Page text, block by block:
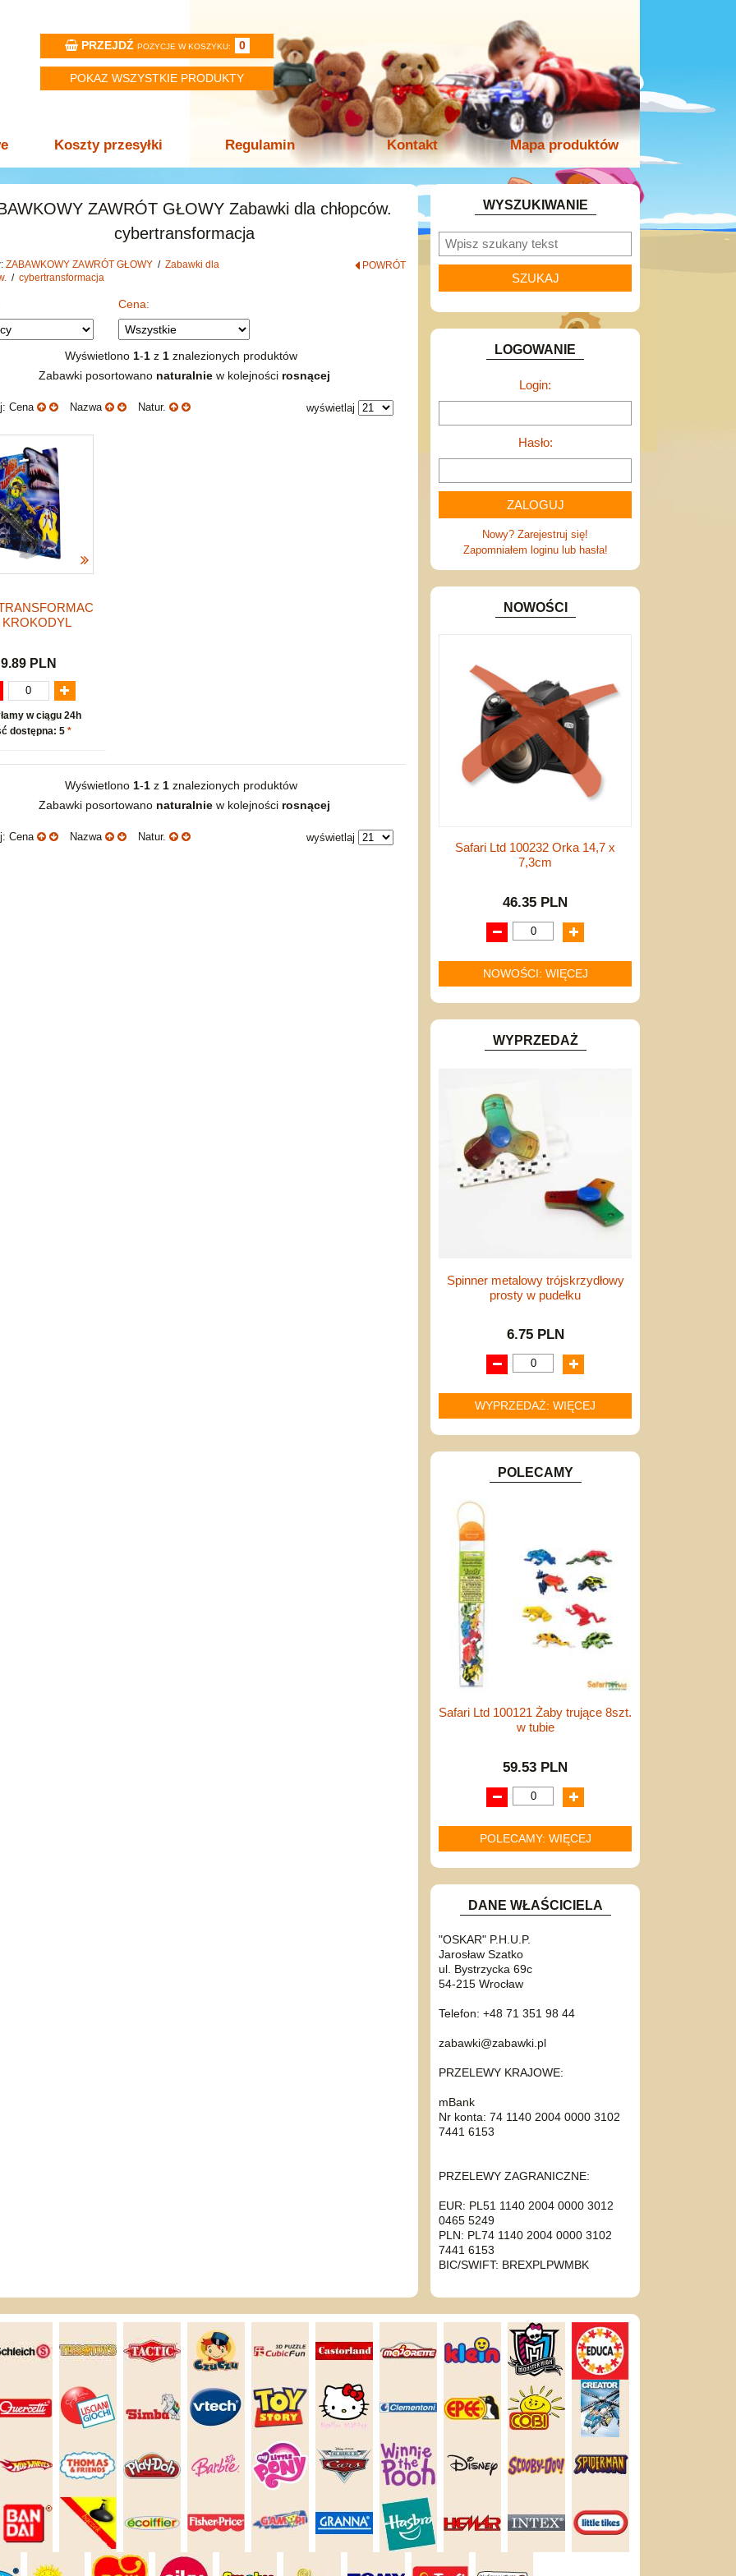
PRZEJDŹ POZYCJE W KOSZYKU: 0
POKAZ WSZYSTKIE PRODUKTY
Koszty przesyłki Regulamin Kontakt Mapa produktów
ZAWRÓT GŁOWY Zabawki dla chłopców.
cybertransformacja
ZABAWKOWY ZAWRÓT GŁOWY / Zabawki dla
/ cybertransformacja
POWRÓT
Cena:
Wyświetlono 1-1z 1znalezionych produktów
Zabawki posortowano naturalniew kolejności rosnącej
Cena Nazwa Natur. wyświetlaj
KROKODYL
9.89 PLN
w ciągu 24h
dostępna: 5 *
Wyświetlono 1-1z 1znalezionych produktów
Zabawki posortowano naturalniew kolejności rosnącej
Cena Nazwa Natur. wyświetlaj
WYSZUKIWANIE
LOGOWANIE
Login:
Hasło:
Nowy? Zarejestruj się!
Zapomniałem loginu lub hasła!
NOWOŚCI
Safari Ltd 100232 Orka 14,7 x
7,3cm
46.35 PLN
NOWOŚCI: WIĘCEJ
WYPRZEDAŻ
Spinner metalowy trójskrzydłowy
prosty w pudełku
6.75 PLN
WYPRZEDAŻ: WIĘCEJ
POLECAMY
Safari Ltd 100121 Żaby trujące 8szt.
w tubie
59.53 PLN
POLECAMY: WIĘCEJ
DANE WŁAŚCICIELA
"OSKAR" P.H.U.P.
Jarosław Szatko
ul. Bystrzycka 69c
54-215 Wrocław
Telefon: +48 71 351 98 44
zabawki@zabawki.pl
PRZELEWY KRAJOWE:
mBank
Nr konta: 74 1140 2004 0000 3102
7441 6153
PRZELEWY ZAGRANICZNE:
EUR: PL51 1140 2004 0000 3012
0465 5249
PLN: PL74 1140 2004 0000 3102
7441 6153
BIC/SWIFT: BREXPLPWMBK